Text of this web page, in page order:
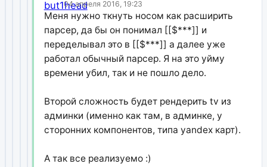
04 апреля 2016, 19:23
Меня нужно ткнуть носом как расширить
парсер, да бы он понимал [[$***]] и
переделывал это в [[$***]] а далее уже
работал обычный парсер. Я на это уйму
времени убил, так и не пошло дело.
Второй сложность будет рендерить tv из
админки (именно как там, в админке, у
сторонних компонентов, типа yandex карт).
А так все реализуемо :)